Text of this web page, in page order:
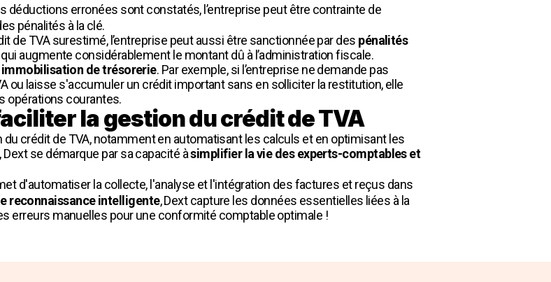
déductions erronées sont constatés, l’entreprise peut être contrainte de
pénalités à la clé.
de TVA surestimé, l’entreprise peut aussi être sanctionnée par des pénalités
augmente considérablement le montant dû à l’administration fiscale.
immobilisation de trésorerie. Par exemple, si l’entreprise ne demande pas
ou laisse s'accumuler un crédit important sans en solliciter la restitution, elle
opérations courantes.
la gestion du crédit de TVA
crédit de TVA, notamment en automatisant les calculs et en optimisant les
se démarque par sa capacité àsimplifier la vie des experts-comptables et
d'automatiser la collecte, l'analyse et l'intégration des factures et reçus dans
reconnaissance intelligente, Dext capture les données essentielles liées à la
erreurs manuelles pour une conformité comptable optimale !